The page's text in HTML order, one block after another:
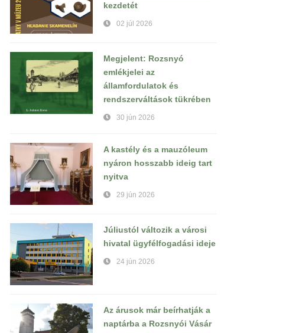
kezdetét
02 júl 2026
Megjelent: Rozsnyó
emlékjelei az
államfordulatok és
rendszerváltások tükrében
30 jún 2026
A kastély és a mauzóleum
nyáron hosszabb ideig tart
nyitva
29 jún 2026
Júliustól változik a városi
hivatal ügyfélfogadási ideje
24 jún 2026
Az árusok már beírhatják a
naptárba a Rozsnyói Vásár